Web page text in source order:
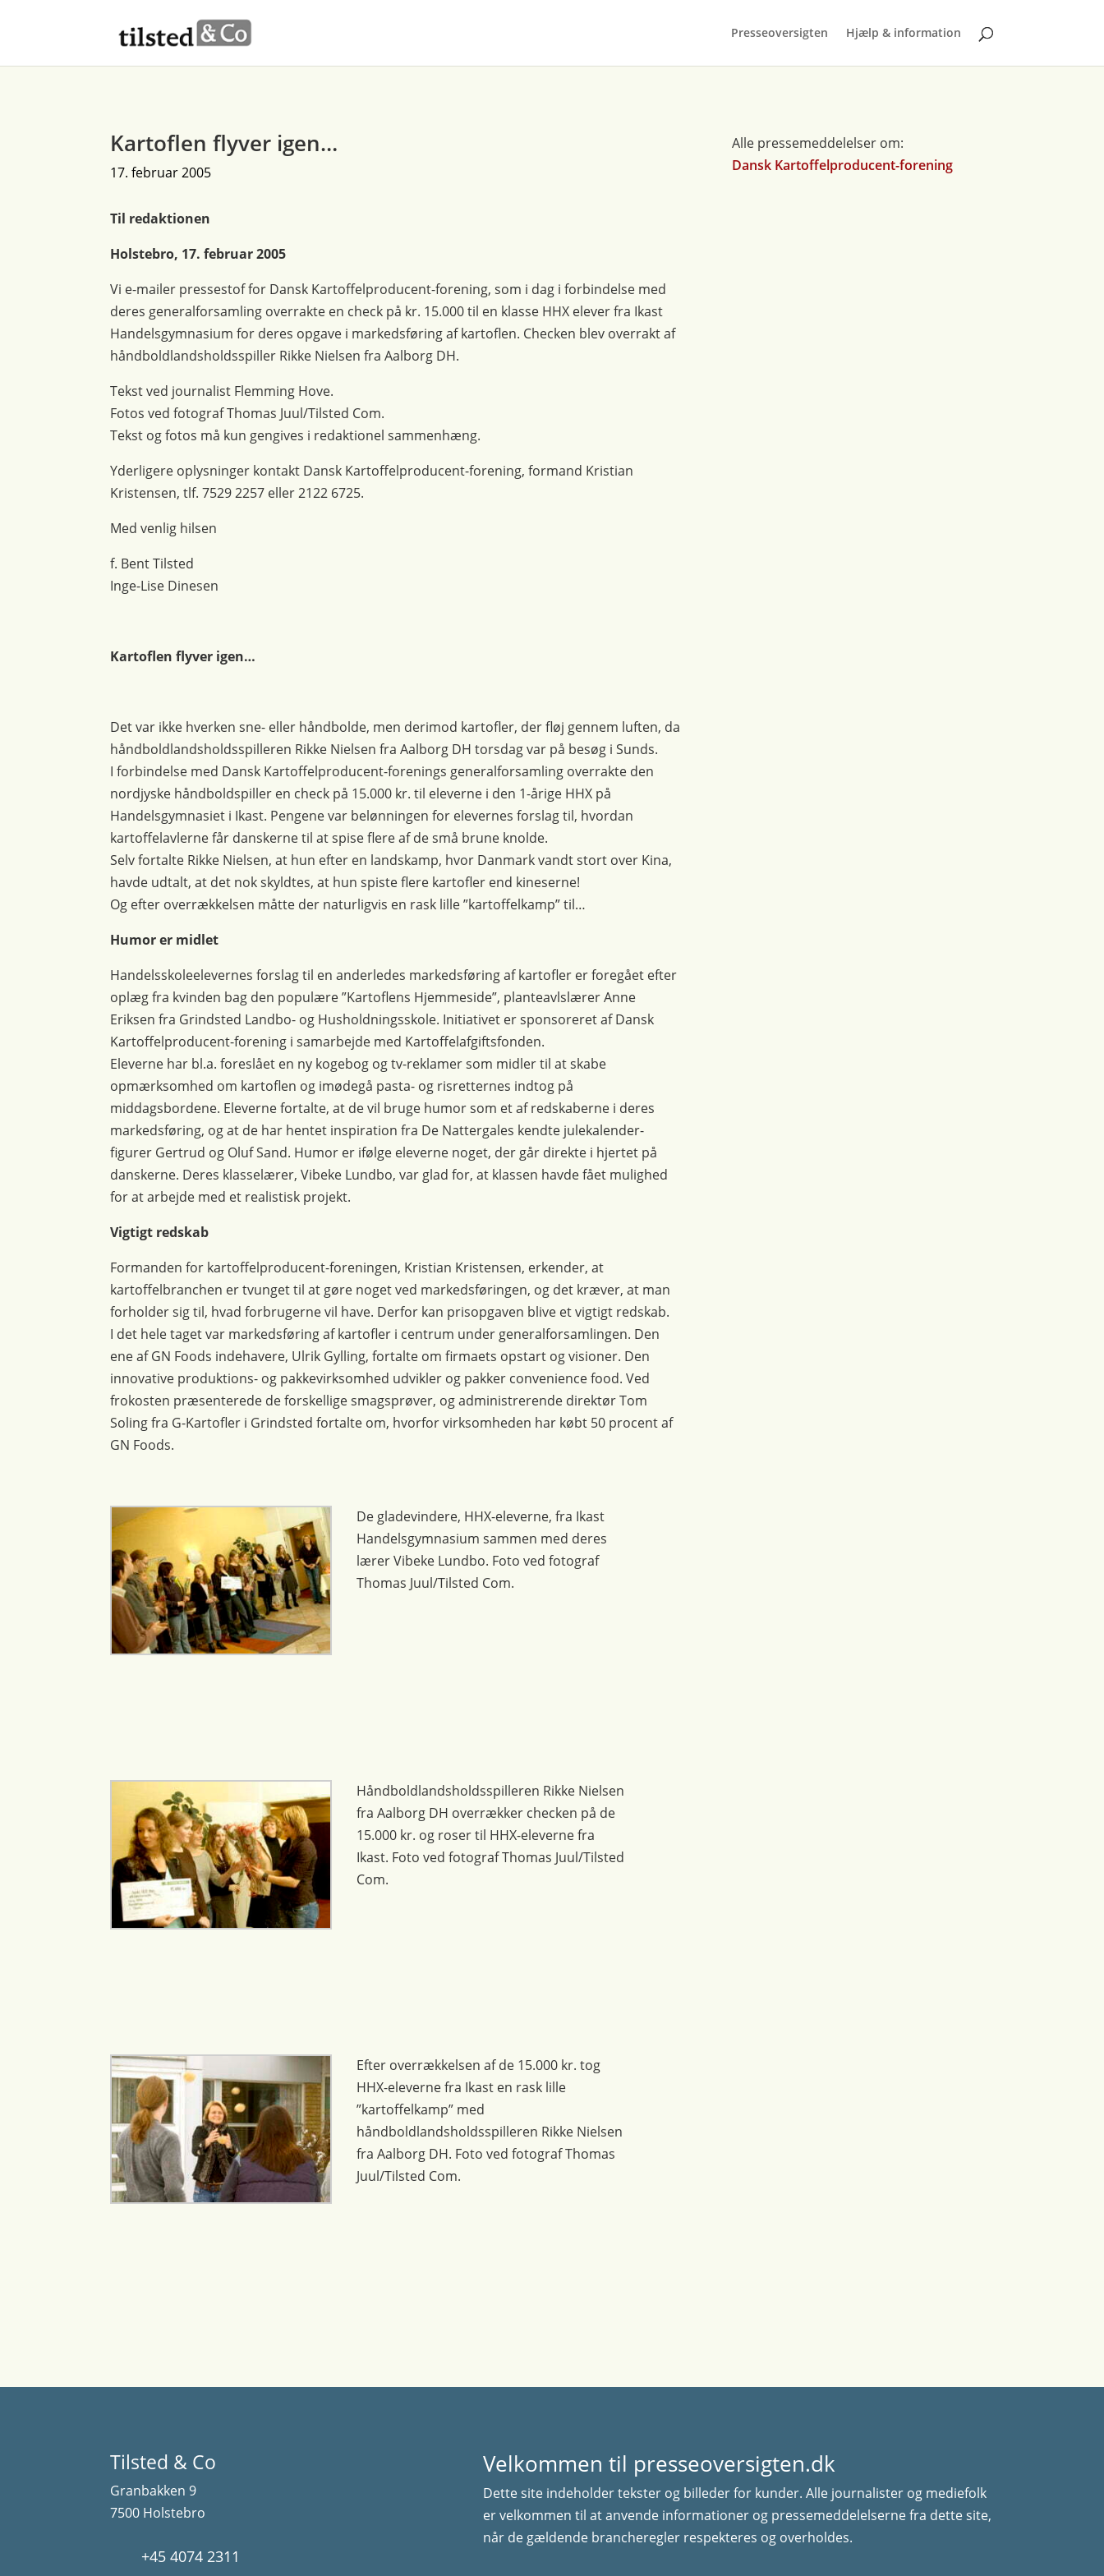
Presseoversigten Hjælp & information
Kartoflen flyver igen…
17. februar 2005
Til redaktionen
Holstebro, 17. februar 2005
Vi e-mailer pressestof for Dansk Kartoffelproducent-forening, som i dag i forbindelse med
deres generalforsamling overrakte en check på kr. 15.000 til en klasse HHX elever fra Ikast
Handelsgymnasium for deres opgave i markedsføring af kartoflen. Checken blev overrakt af
håndboldlandsholdsspiller Rikke Nielsen fra Aalborg DH.
Tekst ved journalist Flemming Hove.
Fotos ved fotograf Thomas Juul/Tilsted Com.
Tekst og fotos må kun gengives i redaktionel sammenhæng.
Yderligere oplysninger kontakt Dansk Kartoffelproducent-forening, formand Kristian
Kristensen, tlf. 7529 2257 eller 2122 6725.
Med venlig hilsen
f. Bent Tilsted
Inge-Lise Dinesen
Kartoflen flyver igen…
Det var ikke hverken sne- eller håndbolde, men derimod kartofler, der fløj gennem luften, da
håndboldlandsholdsspilleren Rikke Nielsen fra Aalborg DH torsdag var på besøg i Sunds.
I forbindelse med Dansk Kartoffelproducent-forenings generalforsamling overrakte den
nordjyske håndboldspiller en check på 15.000 kr. til eleverne i den 1-årige HHX på
Handelsgymnasiet i Ikast. Pengene var belønningen for elevernes forslag til, hvordan
kartoffelavlerne får danskerne til at spise flere af de små brune knolde.
Selv fortalte Rikke Nielsen, at hun efter en landskamp, hvor Danmark vandt stort over Kina,
havde udtalt, at det nok skyldtes, at hun spiste flere kartofler end kineserne!
Og efter overrækkelsen måtte der naturligvis en rask lille ”kartoffelkamp” til…
Humor er midlet
Handelsskoleelevernes forslag til en anderledes markedsføring af kartofler er foregået efter
oplæg fra kvinden bag den populære ”Kartoflens Hjemmeside”, planteavlslærer Anne
Eriksen fra Grindsted Landbo- og Husholdningsskole. Initiativet er sponsoreret af Dansk
Kartoffelproducent-forening i samarbejde med Kartoffelafgiftsfonden.
Eleverne har bl.a. foreslået en ny kogebog og tv-reklamer som midler til at skabe
opmærksomhed om kartoflen og imødegå pasta- og risretternes indtog på
middagsbordene. Eleverne fortalte, at de vil bruge humor som et af redskaberne i deres
markedsføring, og at de har hentet inspiration fra De Nattergales kendte julekalender-
figurer Gertrud og Oluf Sand. Humor er ifølge eleverne noget, der går direkte i hjertet på
danskerne. Deres klasselærer, Vibeke Lundbo, var glad for, at klassen havde fået mulighed
for at arbejde med et realistisk projekt.
Vigtigt redskab
Formanden for kartoffelproducent-foreningen, Kristian Kristensen, erkender, at
kartoffelbranchen er tvunget til at gøre noget ved markedsføringen, og det kræver, at man
forholder sig til, hvad forbrugerne vil have. Derfor kan prisopgaven blive et vigtigt redskab.
I det hele taget var markedsføring af kartofler i centrum under generalforsamlingen. Den
ene af GN Foods indehavere, Ulrik Gylling, fortalte om firmaets opstart og visioner. Den
innovative produktions- og pakkevirksomhed udvikler og pakker convenience food. Ved
frokosten præsenterede de forskellige smagsprøver, og administrerende direktør Tom
Soling fra G-Kartofler i Grindsted fortalte om, hvorfor virksomheden har købt 50 procent af
GN Foods.
De gladevindere, HHX-eleverne, fra Ikast
Handelsgymnasium sammen med deres
lærer Vibeke Lundbo. Foto ved fotograf
Thomas Juul/Tilsted Com.
Håndboldlandsholdsspilleren Rikke Nielsen
fra Aalborg DH overrækker checken på de
15.000 kr. og roser til HHX-eleverne fra
Ikast. Foto ved fotograf Thomas Juul/Tilsted
Com.
Efter overrækkelsen af de 15.000 kr. tog
HHX-eleverne fra Ikast en rask lille
”kartoffelkamp” med
håndboldlandsholdsspilleren Rikke Nielsen
fra Aalborg DH. Foto ved fotograf Thomas
Juul/Tilsted Com.
Alle pressemeddelelser om:
Dansk Kartoffelproducent-forening
Tilsted & Co
Granbakken 9
7500 Holstebro
+45 4074 2311
Velkommen til presseoversigten.dk
Dette site indeholder tekster og billeder for kunder. Alle journalister og mediefolk
er velkommen til at anvende informationer og pressemeddelelserne fra dette site,
når de gældende brancheregler respekteres og overholdes.